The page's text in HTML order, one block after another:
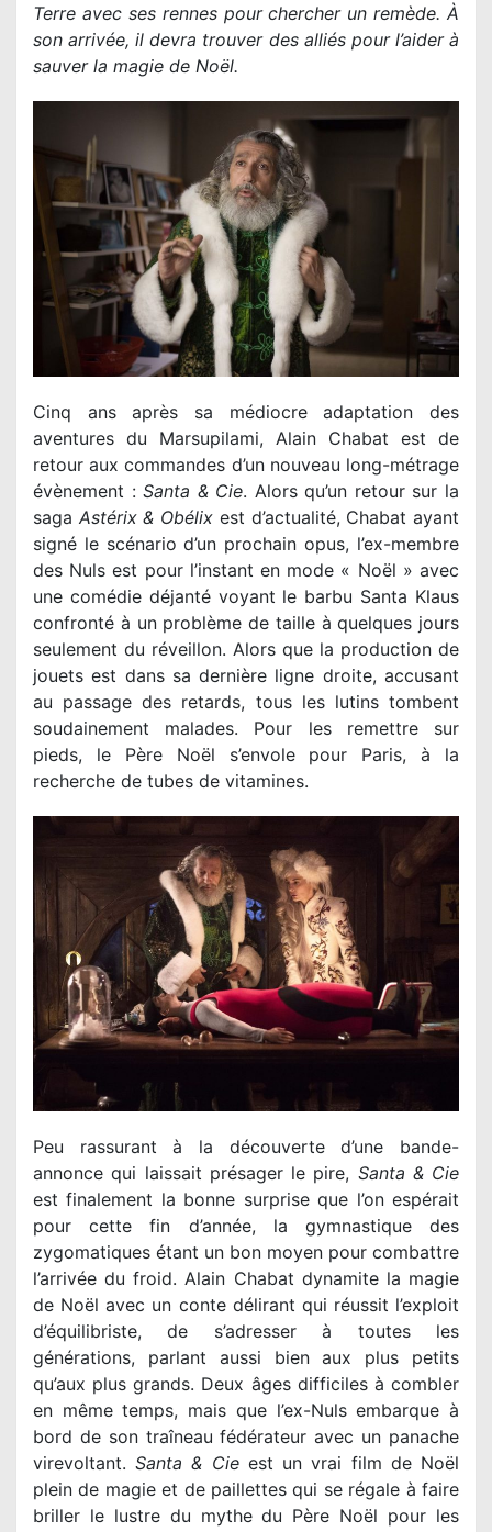
Terre avec ses rennes pour chercher un remède. À
son arrivée, il devra trouver des alliés pour l’aider à
sauver la magie de Noël.
Cinq ans après sa médiocre adaptation des
aventures du Marsupilami, Alain Chabat est de
retour aux commandes d’un nouveau long-métrage
évènement :Santa & Cie. Alors qu’un retour sur la
saga Astérix & Obélix est d’actualité, Chabat ayant
signé le scénario d’un prochain opus, l’ex-membre
des Nuls est pour l’instant en mode « Noël » avec
une comédie déjanté voyant le barbu Santa Klaus
confronté à un problème de taille à quelques jours
seulement du réveillon. Alors que la production de
jouets est dans sa dernière ligne droite, accusant
au passage des retards, tous les lutins tombent
soudainement malades. Pour les remettre sur
pieds, le Père Noël s’envole pour Paris, à la
recherche de tubes de vitamines.
Peu rassurant à la découverte d’une bande-
annonce qui laissait présager le pire, Santa & Cie
est finalement la bonne surprise que l’on espérait
pour cette fin d’année, la gymnastique des
zygomatiques étant un bon moyen pour combattre
l’arrivée du froid. Alain Chabat dynamite la magie
de Noël avec un conte délirant qui réussit l’exploit
d’équilibriste, de s’adresser à toutes les
générations, parlant aussi bien aux plus petits
qu’aux plus grands. Deux âges difficiles à combler
en même temps, mais que l’ex-Nuls embarque à
bord de son traîneau fédérateur avec un panache
virevoltant.Santa & Cieest un vrai film de Noël
plein de magie et de paillettes qui se régale à faire
briller le lustre du mythe du Père Noël pour les